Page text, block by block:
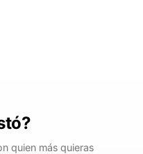
quien más quieras